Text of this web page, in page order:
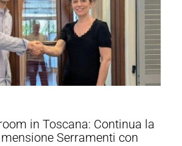
in Toscana: Continua la
Serramenti con